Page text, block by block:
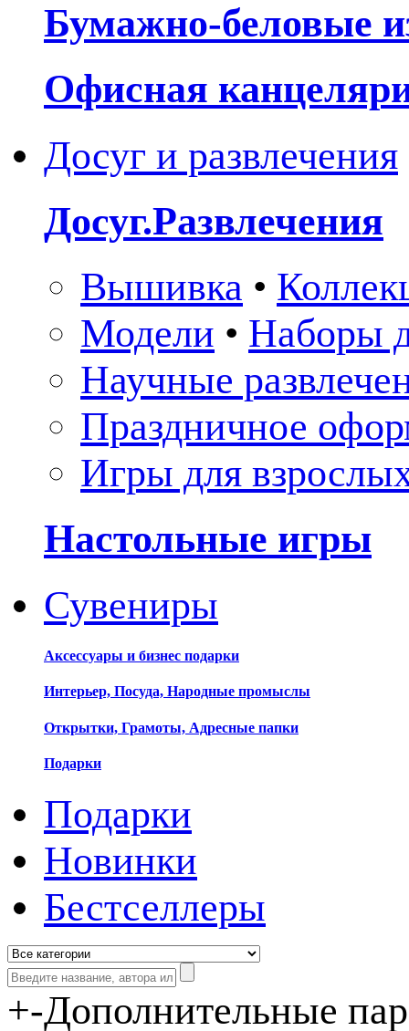
Бумажно-беловые
Офисная
Досуг и развлечения
Досуг.Развлечения
Вышивка •
Модели • Наборы
Научные
Праздничное
Игры для
Настольные игры
Сувениры
Аксессуары и бизнес подарки
Интерьер, Посуда, Народные промыслы
Открытки, Грамоты, Адресные папки
Подарки
Подарки
Новинки
Бестселлеры
+-Дополнительные